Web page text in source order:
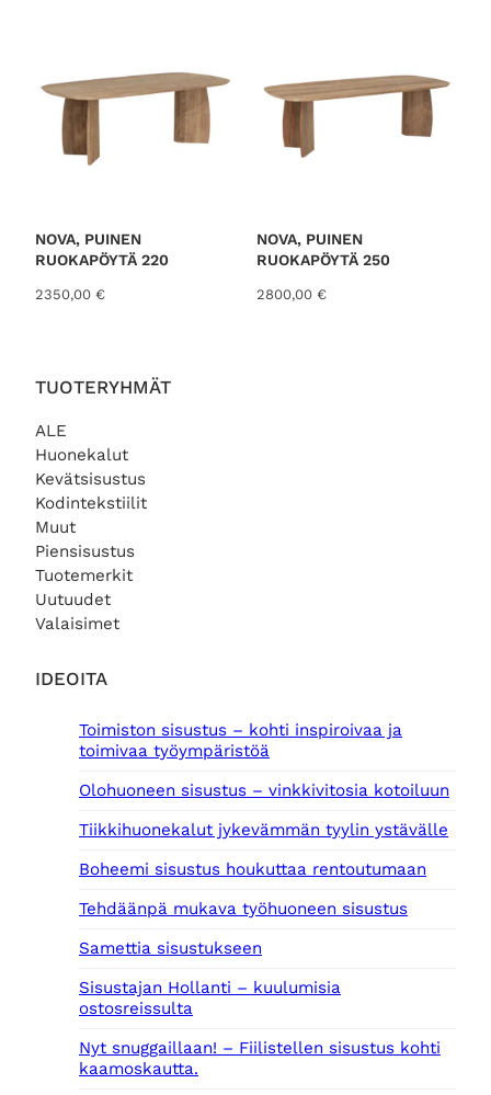
TUOTERYHMÄT
ALE
Huonekalut
Kevätsisustus
Kodintekstiilit
Muut
Piensisustus
Tuotemerkit
Uutuudet
Valaisimet
IDEOITA
Toimiston sisustus – kohti inspiroivaa ja
toimivaa työympäristöä
Olohuoneen sisustus – vinkkivitosia kotoiluun
Tiikkihuonekalut jykevämmän tyylin ystävälle
Boheemi sisustus houkuttaa rentoutumaan
Tehdäänpä mukava työhuoneen sisustus
Samettia sisustukseen
Sisustajan Hollanti – kuulumisia
ostosreissulta
Nyt snuggaillaan! – Fiilistellen sisustus kohti
kaamoskautta.
e
e
NOVA, PUINEN
RUOKAPÖYTÄ 220
2350,00 €
NOVA, PUINEN
RUOKAPÖYTÄ 250
2800,00 €